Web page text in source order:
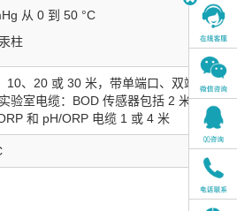
从 0 到 50 °C
柱
10、20 或 30 米，带单端口、双端口
验室电缆：BOD 传感器包括 2 米电
和 pH/ORP 电缆 1 或 4 米